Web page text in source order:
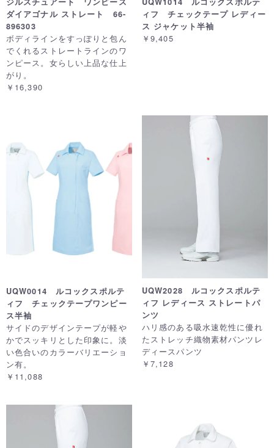
ダイアゴナル ストレート 66-
896303
ボディラインをすっぽりと包ん
でくれるストレートラインのワ
ンピース。女らしい上品な仕上
がり。
￥16,390
ィフ チェックテープ レディー
ス ジャケット半袖
￥9,405
UQW0014 ルコックスポルテ
ィフ チェックテープワンピー
ス半袖
サイドのデザインテープが軽や
かでスッキリとした印象に。淡
い色合いのカラーバリエーショ
ン有。
￥11,088
UQW2028 ルコックスポルテ
ィフ レディース ストレートパ
ンツ
ハリ感のある吸水速乾性に優れ
たストレッチ織物素材パンツレ
ディースパンツ
￥7,128